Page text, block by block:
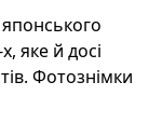
яке й досі
Фотознімки